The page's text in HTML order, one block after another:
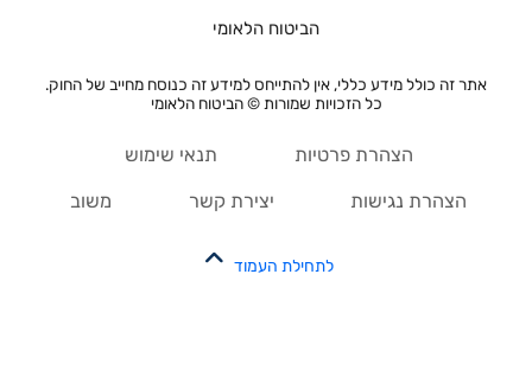
הביטוח הלאומי
אתר זה כולל מידע כללי, אין להתייחס למידע זה כנוסח מחייב של החוק.
כל הזכויות שמורות © הביטוח הלאומי
הצהרת פרטיות תנאי שימוש
הצהרת נגישות יצירת קשר משוב
לתחילת העמוד